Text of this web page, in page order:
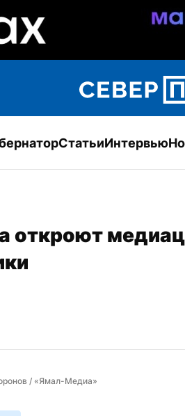
СтатьиИнтервью
откроют
/ «Ямал-Медиа»